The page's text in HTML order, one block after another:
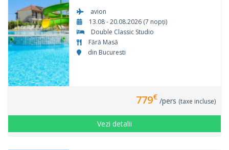
avion
13.08 - 20.08.2026 (7 nopți)
Double Classic Studio
Fără Masă
din Bucuresti
779€ /pers (taxe incluse)
Vezi detalii